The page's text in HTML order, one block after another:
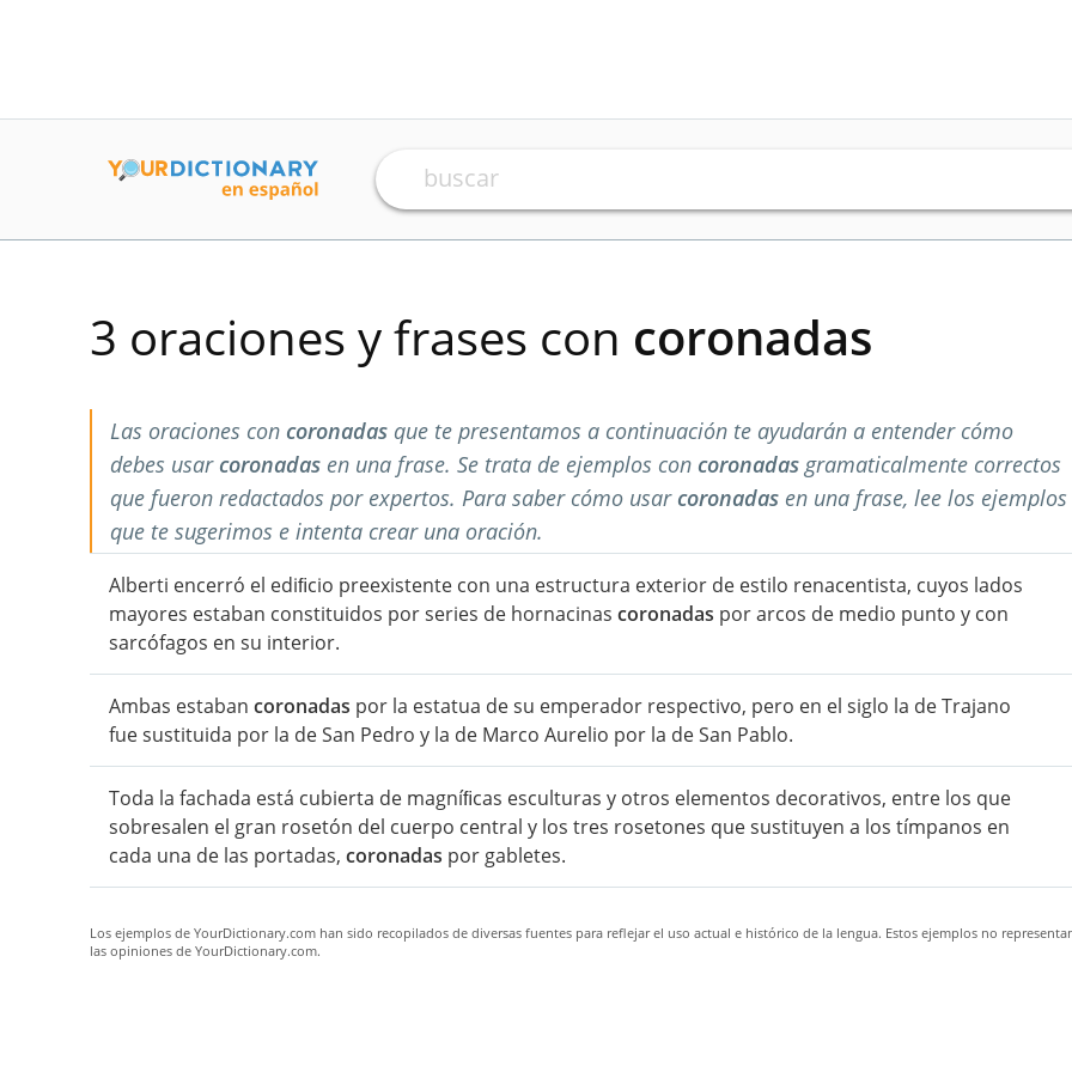
3 oraciones y frases con coronadas
Las oraciones con coronadas que te presentamos a continuación te ayudarán a entender cómo
debes usar coronadas en una frase. Se trata de ejemplos con coronadasgramaticalmente correctos
que fueron redactados por expertos. Para saber cómo usar coronadas en una frase, lee los ejemplos
que te sugerimos e intenta crear una oración.
Alberti encerró el ediﬁcio preexistente con una estructura exterior de estilo renacentista, cuyos lados
mayores estaban constituidos por series de hornacinas coronadas por arcos de medio punto y con
sarcófagos en su interior.
Ambas estaban coronadas por la estatua de su emperador respectivo, pero en el siglo la de Trajano
fue sustituida por la de San Pedro y la de Marco Aurelio por la de San Pablo.
Toda la fachada está cubierta de magníﬁcas esculturas y otros elementos decorativos, entre los que
sobresalen el gran rosetón del cuerpo central y los tres rosetones que sustituyen a los tímpanos en
cada una de las portadas, coronadas por gabletes.
Los ejemplos de YourDictionary.com han sido recopilados de diversas fuentes para reflejar el uso actual e histórico de la lengua. Estos ejemplos no
las opiniones de YourDictionary.com.